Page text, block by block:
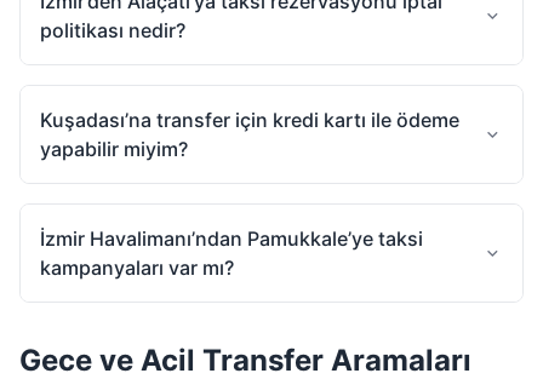
politikası nedir?
Kuşadası’na transfer için kredi kartı ile ödeme
yapabilir miyim?
İzmir Havalimanı’ndan Pamukkale’ye taksi
kampanyaları var mı?
Gece ve Acil Transfer Aramaları